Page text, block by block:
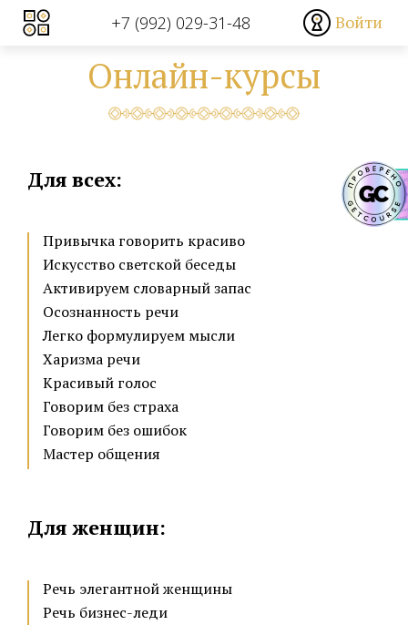
+7 (992) 029-31-48 Войти
Онлайн-курсы
Sometimes
Для всех:
Привычка говорить красиво
Искусство светской беседы
Активируем словарный запас
Осознанность речи
Легко формулируем мысли
Харизма речи
Красивый голос
Говорим без страха
Говорим без ошибок
Мастер общения
Для женщин:
Речь элегантной женщины
Речь бизнес-леди